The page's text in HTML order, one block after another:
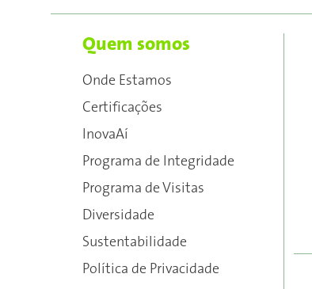
Quem somos
Onde Estamos
Certificações
InovaAí
Programa de Integridade
Programa de Visitas
Diversidade
Sustentabilidade
Política de Privacidade